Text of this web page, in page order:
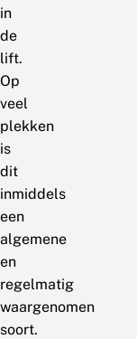
in
de
lift.
Op
veel
plekken
is
dit
inmiddels
een
algemene
en
regelmatig
waargenomen
soort.